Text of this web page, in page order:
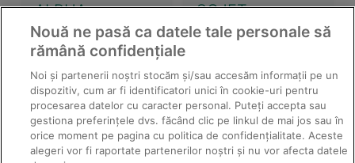
ALPHA
REGEMES
SOJET
Nouă ne pasă ca datele tale personale să
rămână confidențiale
Noi și partenerii noștri stocăm și/sau accesăm informații pe un
dispozitiv, cum ar fi identificatori unici în cookie-uri pentru
procesarea datelor cu caracter personal. Puteți accepta sau
gestiona preferințele dvs. făcând clic pe linkul de mai jos sau în
orice moment pe pagina cu politica de confidențialitate. Aceste
alegeri vor fi raportate partenerilor noștri și nu vor afecta datele